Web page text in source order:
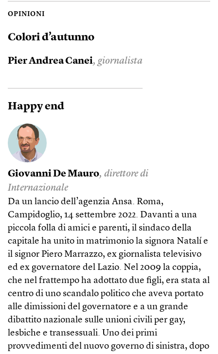
OPINIONI
Colori d’autunno
Pier Andrea Canei, giornalista
Happy end
Giovanni De Mauro, direttore di
Internazionale
Da un lancio dell’agenzia Ansa. Roma,
Campidoglio, 14 settembre 2022. Davanti a una
piccola folla di amici e parenti, il sindaco della
capitale ha unito in matrimonio la signora Natalí e
il signor Piero Marrazzo, ex giornalista televisivo
ed ex governatore del Lazio. Nel 2009 la coppia,
che nel frattempo ha adottato due figli, era stata al
centro di uno scandalo politico che aveva portato
alle dimissioni del governatore e a un grande
dibattito nazionale sulle unioni civili per gay,
lesbiche e transessuali. Uno dei primi
provvedimenti del nuovo governo di sinistra, dopo